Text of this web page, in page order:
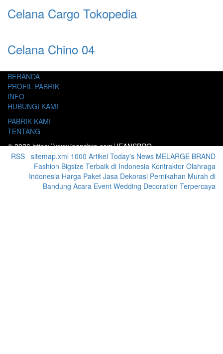
Celana Cargo Tokopedia
Celana Chino 04
BERANDA
PROFIL PABRIK
INFO
HUBUNGI KAMI
PABRIK KAMI
TENTANG
© 2026 https://www.jeansbro.com/JEANSBRO
RSS sitemap.xml 1000 Artikel Today's News MELARGE BRAND
Fashion Bigsize Terbaik di Indonesia Kontraktor Olahraga
Indonesia Harga Paket Jasa Dekorasi Pernikahan Murah di
Bandung Acara Event Wedding Decoration Terpercaya